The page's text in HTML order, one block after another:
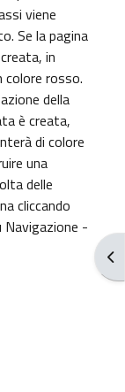
viene
Se la pagina
in
colore rosso.
della
è creata,
di colore
una
delle
cliccando
-